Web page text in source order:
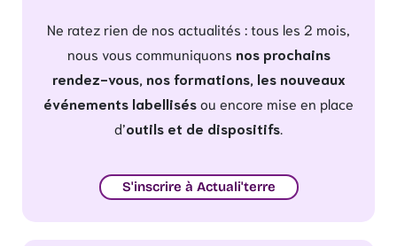
Ne ratez rien de nos actualités : tous les 2 mois,
nous vous communiquons nos prochains
rendez-vous, nos formations, les nouveaux
événements labellisésou encore mise en place
d’outils et de dispositifs
S'inscrire à Actuali'terre